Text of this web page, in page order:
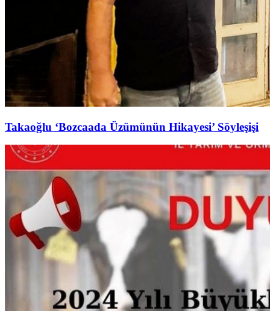
Takaoğlu ‘Bozcaada Üzümünün Hikayesi’ Söyleşişi